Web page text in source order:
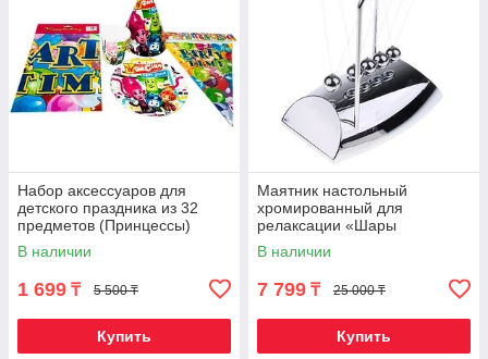
Набор аксессуаров для
детского праздника из 32
предметов (Принцессы)
В наличии
1 699 ₸ 5 500 ₸
Купить
Маятник настольный
хромированный для
релаксации «Шары
Ньютона» в стиле hi-tech
В наличии
7 799 ₸ 25 000 ₸
Купить